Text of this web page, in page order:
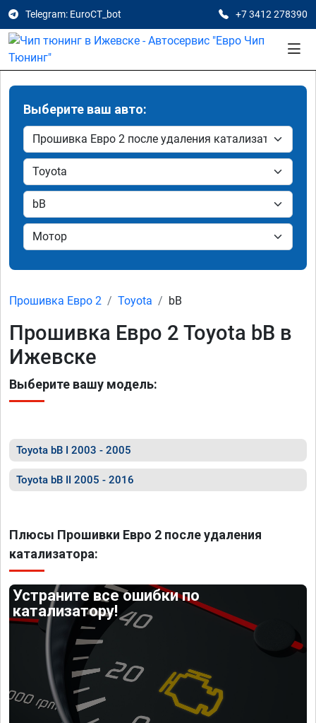
Telegram: EuroCT_bot +7 3412 278390
Выберите ваш авто:
Прошивка Евро 2 Toyota bB
Прошивка Евро 2 Toyota bB в
Ижевске
Выберите вашу модель:
Toyota bB I 2003 - 2005
Toyota bB II 2005 - 2016
Плюсы Прошивки Евро 2 после удаления
катализатора:
Устраните все ошибки по
катализатору!